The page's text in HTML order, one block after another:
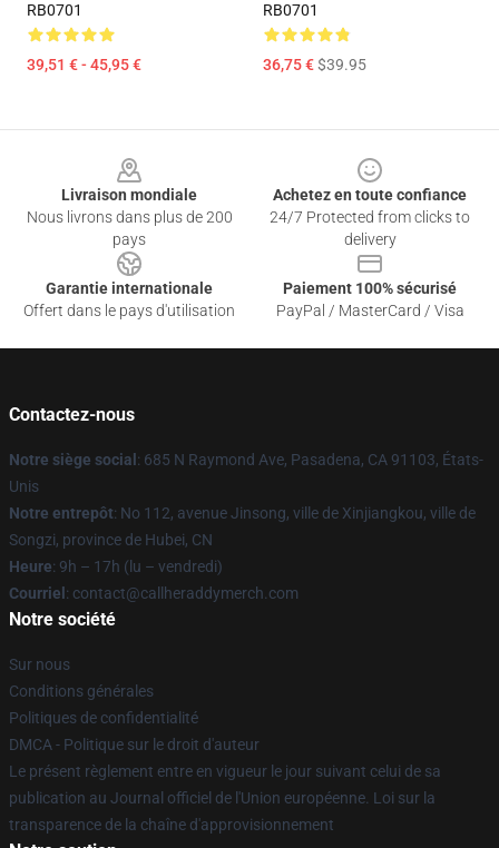
RB0701
39,51 € - 45,95 €
RB0701
36,75 €$39.95
Livraison mondiale
Nous livrons dans plus de 200
pays
Achetez en toute confiance
24/7 Protected from clicks to
delivery
Garantie internationale
Offert dans le pays d'utilisation
Paiement 100% sécurisé
PayPal / MasterCard / Visa
Contactez-nous
Notre siège social : 685 N Raymond Ave, Pasadena, CA 91103, États-
Unis
Notre entrepôt: No 112, avenue Jinsong, ville de Xinjiangkou, ville de
Songzi, province de Hubei, CN
Heure: 9h – 17h (lu – vendredi)
Courriel : contact@callheraddymerch.com
Notre société
Sur nous
Conditions générales
Politiques de confidentialité
DMCA - Politique sur le droit d'auteur
Le présent règlement entre en vigueur le jour suivant celui de sa
publication au Journal officiel de l'Union européenne. Loi sur la
transparence de la chaîne d'approvisionnement